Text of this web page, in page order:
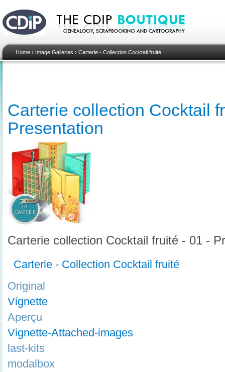
Home › Image Galleries › Carterie - Collection Cocktail fruité
Carterie collection Cocktail
Presentation
Carterie collection Cocktail fruité - 01 -
Carterie - Collection Cocktail fruité
Original
Vignette
Aperçu
Vignette-Attached-images
last-kits
modalbox